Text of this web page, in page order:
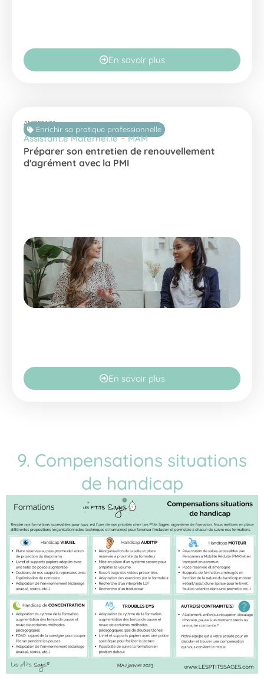
En savoir plus
AMRPMI21
Enrichir sa pratique professionnelle
Assistant.e Maternel.le-MAM
Préparer son entretien de renouvellement
d'agrément avec la PMI
En savoir plus
9. Compensations situations
de handicap